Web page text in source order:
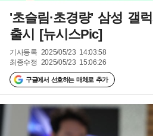
'초슬림·초경량' 삼성 갤
출시 [뉴시스Pic]
기사등록 2025/05/23 14:03:58
최종수정 2025/05/23 15:06:26
구글에서 선호하는 매체로 추가